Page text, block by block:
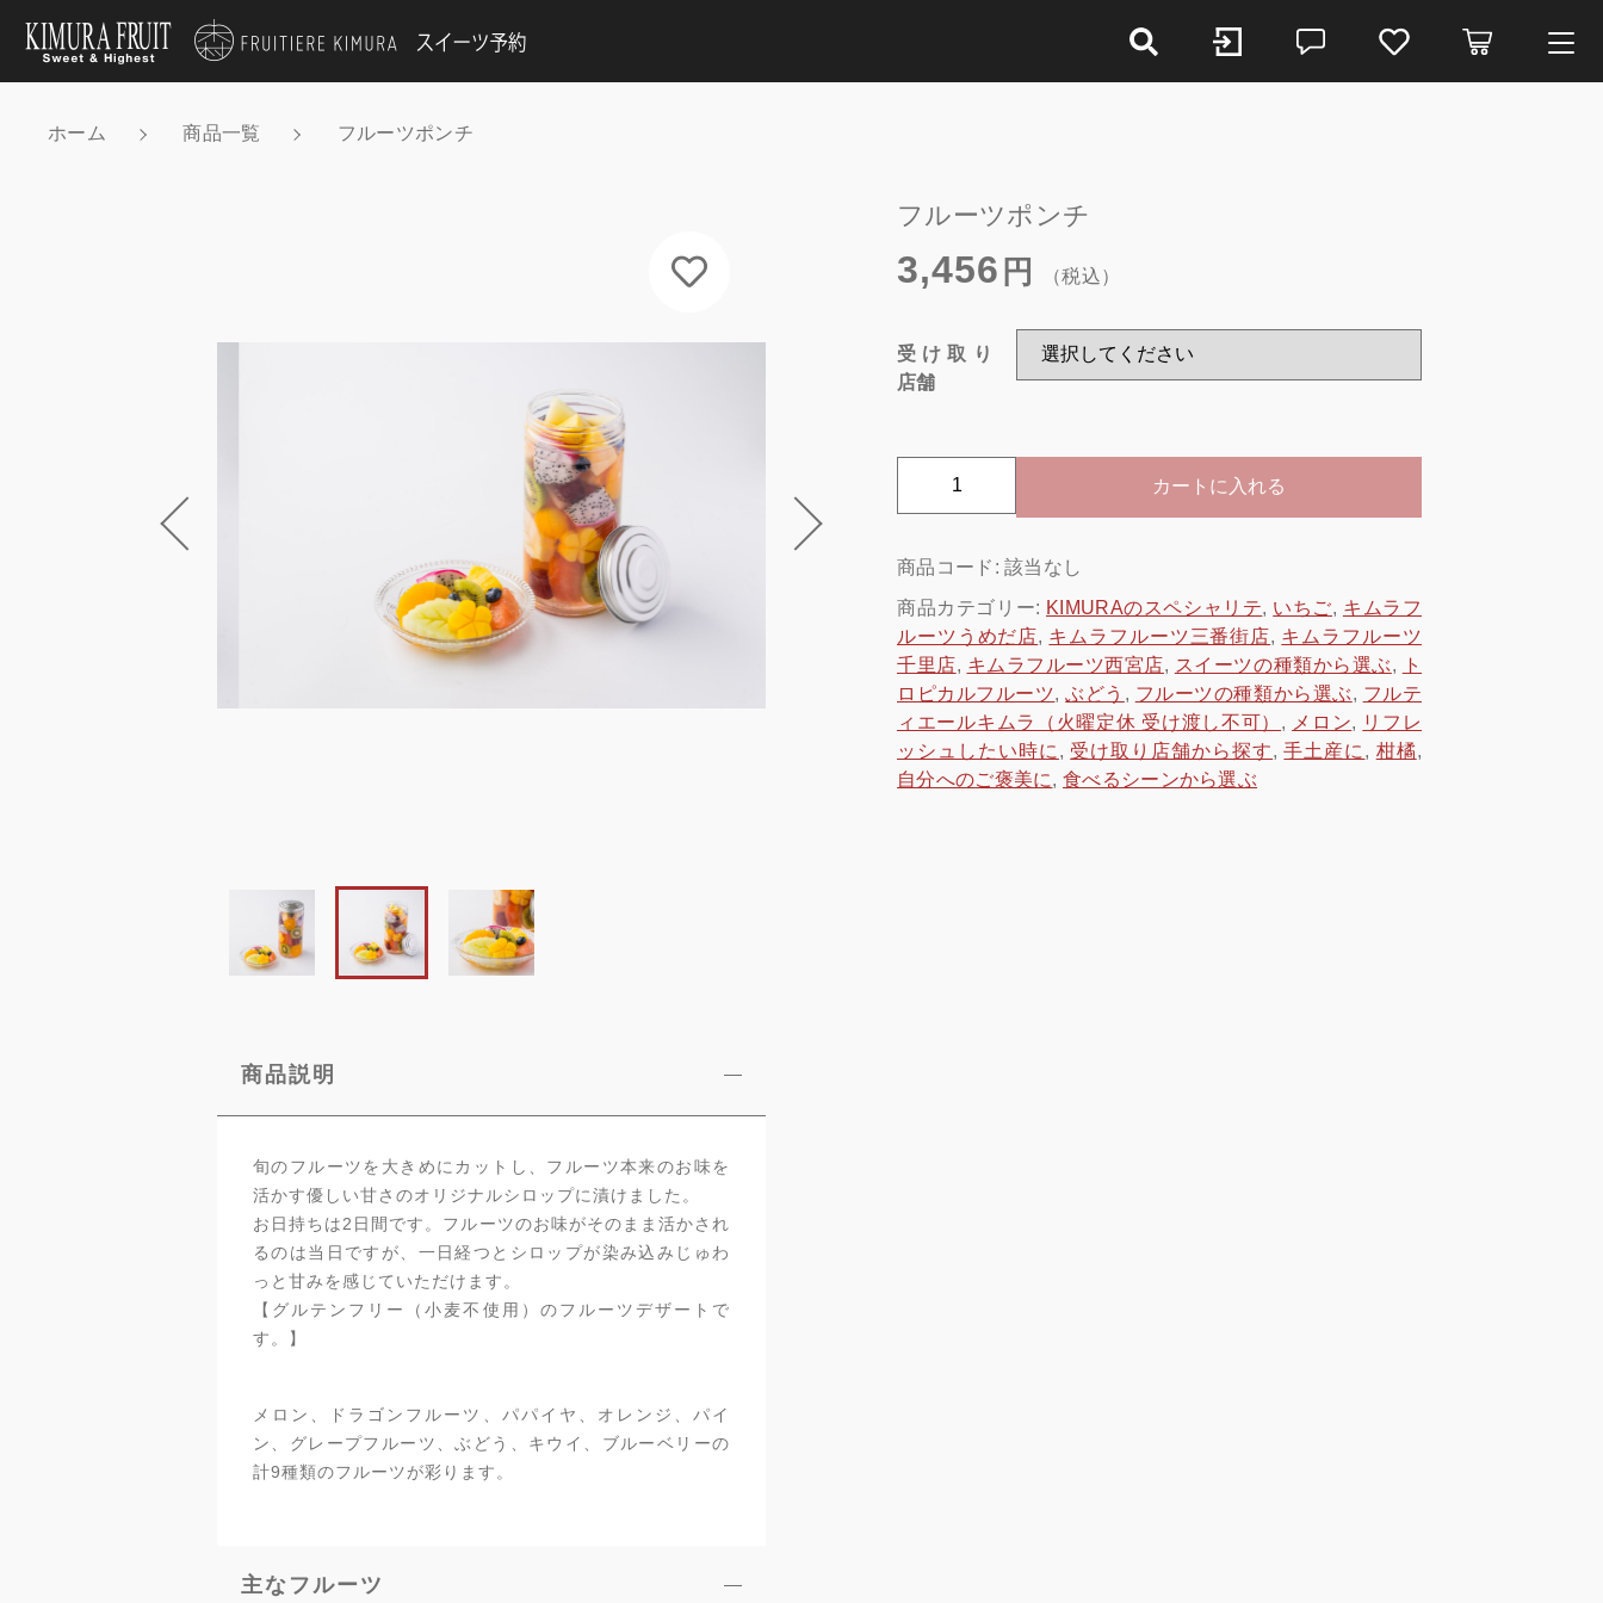
ホーム 商品一覧 フルーツポンチ
商品説明
旬のフルーツを大きめにカットし、フルーツ本来のお味を
活かす優しい甘さのオリジナルシロップに漬けました。
お日持ちは2日間です。フルーツのお味がそのまま活かされ
るのは当日ですが、一日経つとシロップが染み込みじゅわ
っと甘みを感じていただけます。
【グルテンフリー（小麦不使用）のフルーツデザートで
す。】
メロン、ドラゴンフルーツ、パパイヤ、オレンジ、パイ
ン、グレープフルーツ、ぶどう、キウイ、ブルーベリーの
計9種類のフルーツが彩ります。
主なフルーツ
フルーツポンチ
3,456 円 （税込）
受け取り
店舗
ル
ツ
ポ
ン
チ
カートに入れる
商品コード:該当なし
商品カテゴリー: KIMURAのスペシャリテ, いちご, キムラフ
ルーツうめだ店, キムラフルーツ三番街店, キムラフルーツ
千里店, キムラフルーツ西宮店, スイーツの種類から選ぶ,
ト
ロピカルフルーツ,ぶどう , フルーツの種類から選ぶ, フルテ
ィエールキムラ（火曜定休 受け渡し不可） , メロン, リフレ
ッシュしたい時に , 受け取り店舗から探す,手土産に , 柑橘,
自分へのご褒美に,食べるシーンから選ぶ
ショッピングを続ける カートを確認する
店舗・商品カテゴリーから探す
スイーツの種類から選ぶ
子カテゴリ